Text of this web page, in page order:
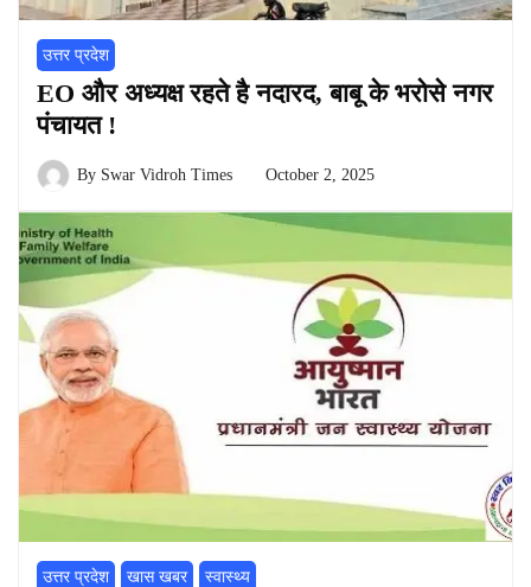
उत्तर प्रदेश
EO और अध्यक्ष रहते है नदारद, बाबू के भरोसे नगर
पंचायत !
By Swar Vidroh Times October 2, 2025
उत्तर प्रदेश खास खबर स्वास्थ्य